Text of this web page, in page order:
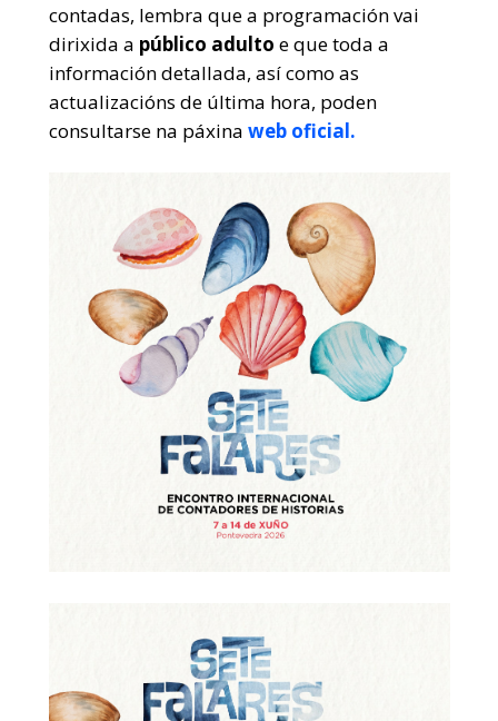
contadas, lembra que a programación vai
dirixida a público adulto e que toda a
información detallada, así como as
actualizacións de última hora, poden
consultarse na páxina web oficial.